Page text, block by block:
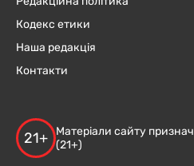
Кодекс етики
Наша редакція
Контакти
21+
Матеріали сайту
(21+)